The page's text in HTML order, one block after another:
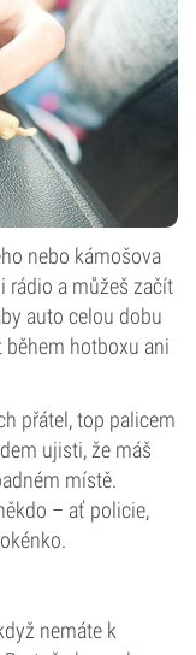
nebo kámošova
rádio a můžeš začít
auto celou dobu
hotboxu ani
přátel, top palicem
ujisti, že máš
místě.
– ať policie,
nemáte k